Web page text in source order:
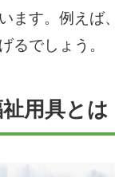
ます。例えば
るでしょう。
用具とは